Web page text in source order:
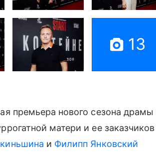
13
премьера нового сезона драмы
матери и ее заказчиков
и Филипп Янковский